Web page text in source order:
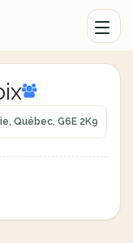
Québec, G6E 2K9